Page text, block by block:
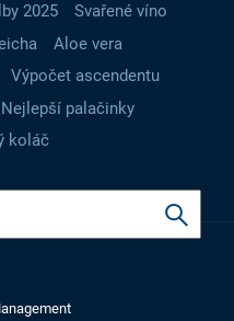
2025
Svařené víno
Aloe vera
Výpočet ascendentu
Nejlepší palačinky
koláč